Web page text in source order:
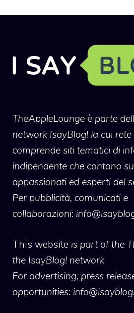
TheAppleLounge è parte
network IsayBlog! la cui
comprende siti tematici di
indipendente che contano
appassionati ed esperti del
Per pubblicità, comunicati e
collaborazioni:
This website is part of the
the IsayBlog! network
For advertising, press
opportunities: